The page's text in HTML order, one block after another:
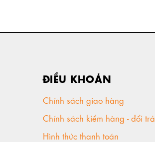
ĐIỀU KHOẢN
Chính sách giao hàng
Chính sách kiểm hàng - đổi trả
Hình thức thanh toán